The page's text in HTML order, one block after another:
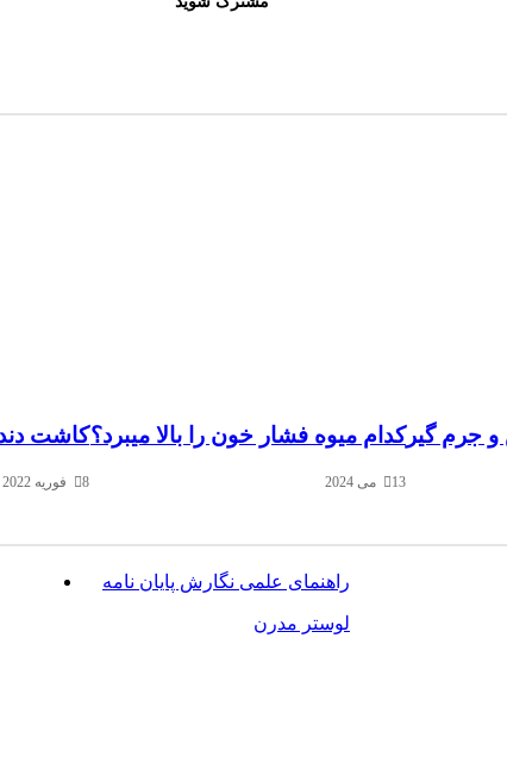
و جرم گیرکدام میوه فشار خون را بالا میبرد؟
13 می 2024
کاشت
8 فوریه 2022
راهنمای علمی نگارش پایان نامه
لوستر مدرن